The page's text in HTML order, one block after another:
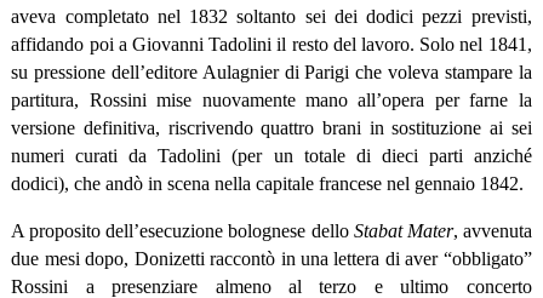
aveva completato nel 1832 soltanto sei dei dodici pezzi previsti,
affidando poi a Giovanni Tadolini il resto del lavoro. Solo nel 1841,
su pressione dell’editore Aulagnier di Parigi che voleva stampare la
partitura, Rossini mise nuovamente mano all’opera per farne la
versione definitiva, riscrivendo quattro brani in sostituzione ai sei
numeri curati da Tadolini (per un totale di dieci parti anziché
dodici), che andò in scena nella capitale francese nel gennaio 1842.
A proposito dell’esecuzione bolognese dello Stabat Mater, avvenuta
due mesi dopo, Donizetti raccontò in una lettera di aver “obbligato”
Rossini a presenziare almeno al terzo e ultimo concerto